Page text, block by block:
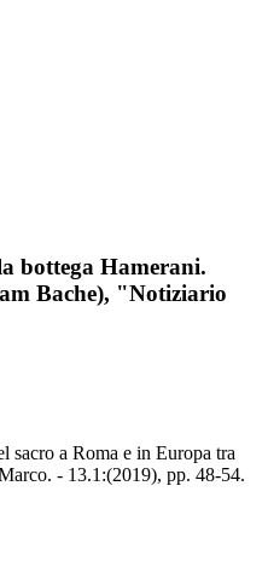
bottega Hamerani.
Bache), "Notiziario
sacro a Roma e in Europa tra
- 13.1:(2019), pp. 48-54.